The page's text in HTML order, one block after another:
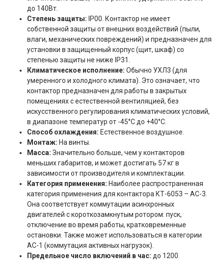
до 140Вт.
Степень защиты: IP00. Контактор не имеет
собственной защиты от внешних воздействий (пыли,
влаги, механических повреждений) и предназначен для
установки в защищенный корпус (щит, шкаф) со
степенью защиты не ниже IP31.
Климатическое исполнение: Обычно УХЛ3 (для
умеренного и холодного климата). Это означает, что
контактор предназначен для работы в закрытых
помещениях с естественной вентиляцией, без
искусственного регулирования климатических условий,
в диапазоне температур от -45°C до +40°C.
Способ охлаждения: Естественное воздушное.
Монтаж: На винты.
Масса: Значительно больше, чем у контакторов
меньших габаритов, и может достигать 57 кг в
зависимости от производителя и комплектации.
Категория применения: Наиболее распространенная
категория применения для контактора КТ-6053 – AC-3.
Она соответствует коммутации асинхронных
двигателей с короткозамкнутым ротором: пуск,
отключение во время работы, кратковременные
остановки. Также может использоваться в категории
AC-1 (коммутация активных нагрузок).
Предельное число включений в час: до 1200.